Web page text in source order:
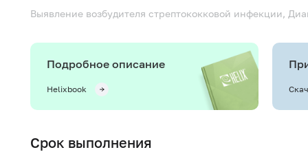
Выявление возбудителя стрептококковой инфекции,
Подробное описание
Helixbook
Срок выполнения